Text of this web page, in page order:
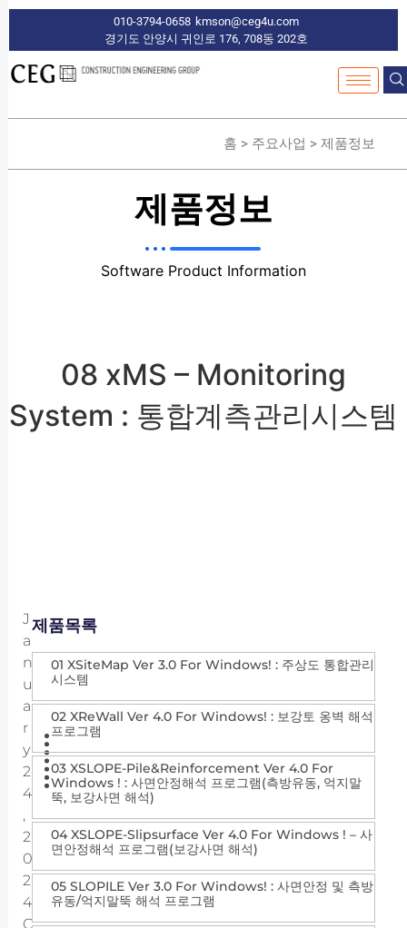
010-3794-0658 kmson@ceg4u.com
경기도 안양시 귀인로 176, 708동 202호
홈 > 주요사업 > 제품정보
제품정보
Software Product Information
08 xMS – Monitoring
System : 통합계측관리시스템
J
A
N
U
A
R
Y
2
4
,
2
0
2
4
C
제품목록
01 XSiteMap Ver 3.0 For Windows! : 주상도 통합관리
시스템
02 XReWall Ver 4.0 For Windows! : 보강토 옹벽 해석
프로그램
03 XSLOPE-Pile&Reinforcement Ver 4.0 For
Windows ! : 사면안정해석 프로그램(측방유동, 억지말
뚝, 보강사면 해석)
04 XSLOPE-Slipsurface Ver 4.0 For Windows ! – 사
면안정해석 프로그램(보강사면 해석)
05 SLOPILE Ver 3.0 For Windows! : 사면안정 및 측방
유동/억지말뚝 해석 프로그램